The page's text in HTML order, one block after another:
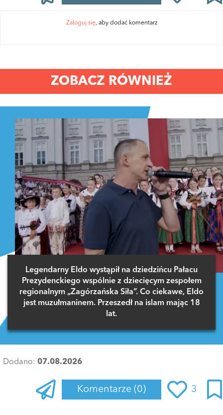
Zaloguj się, aby dodać komentarz
ZOBACZ RÓWNIEŻ
Legendarny Eldo wystąpił na dziedzińcu Pałacu
Prezydenckiego wspólnie z dziecięcym zespołem
regionalnym „Zagórzańska Siła”. Co ciekawe, Eldo
jest muzułmaninem. Przeszedł na islam mając 18
lat.
Dodano: 07.08.2026
Komentarze (0) 3